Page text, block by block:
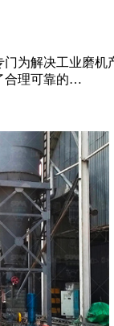
为解决工业磨
合理可靠的…